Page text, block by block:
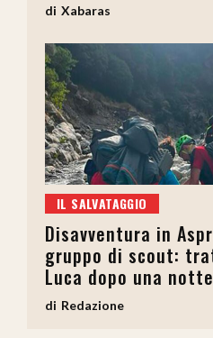
Xabaras
IL SALVATAGGIO
Disavventura in
gruppo di scout:
Luca dopo una
Redazione